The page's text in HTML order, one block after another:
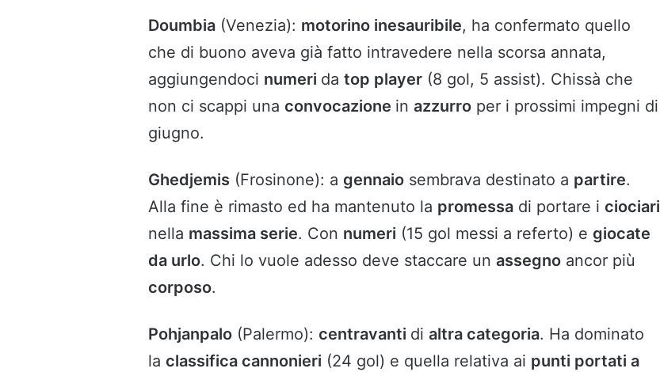
Doumbia (Venezia): motorino inesauribile, ha confermato quello
che di buono aveva già fatto intravedere nella scorsa annata,
aggiungendoci numeri da top player (8 gol, 5 assist). Chissà che
non ci scappi una convocazione in azzurro per i prossimi impegni di
giugno.
Ghedjemis (Frosinone): a gennaio sembrava destinato a partire.
Alla fine è rimasto ed ha mantenuto la promessa di portare i ciociari
nella massima serie. Con numeri (15 gol messi a referto) e giocate
da urlo. Chi lo vuole adesso deve staccare un assegno ancor più
corposo.
Pohjanpalo (Palermo): centravanti di altra categoria. Ha dominato
la classifica cannonieri (24 gol) e quella relativa ai punti portati a